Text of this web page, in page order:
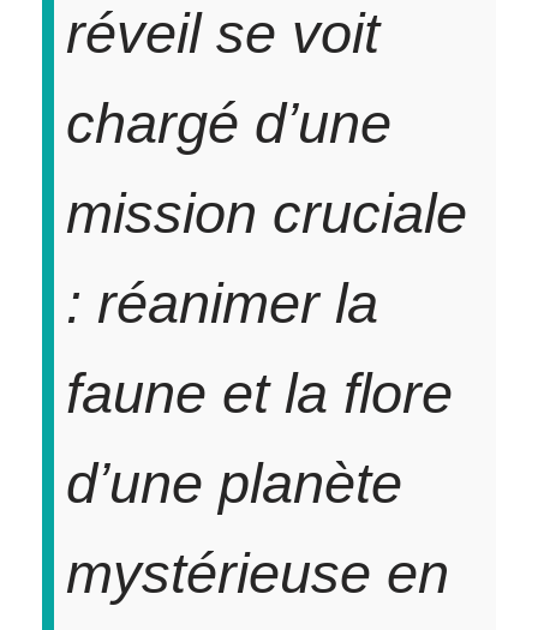
réveil se voit
chargé d’une
mission cruciale
: réanimer la
faune et la flore
d’une planète
mystérieuse en